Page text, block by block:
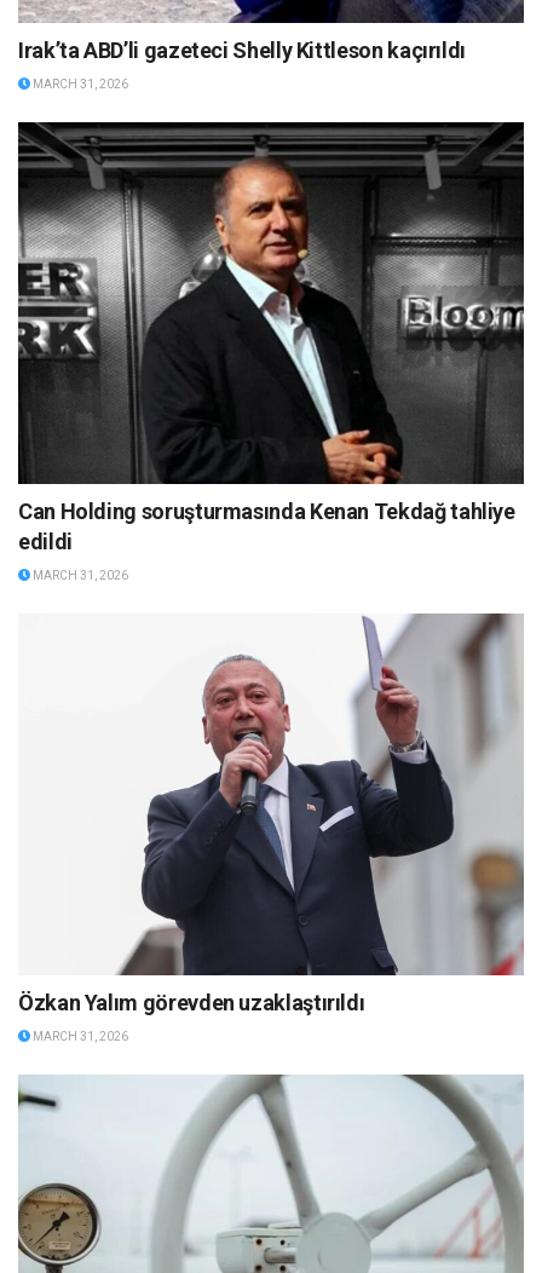
Irak’ta ABD’li gazeteci Shelly Kittleson kaçırıldı
MARCH 31, 2026
Can Holding soruşturmasında Kenan Tekdağ tahliye
edildi
MARCH 31, 2026
Özkan Yalım görevden uzaklaştırıldı
MARCH 31, 2026